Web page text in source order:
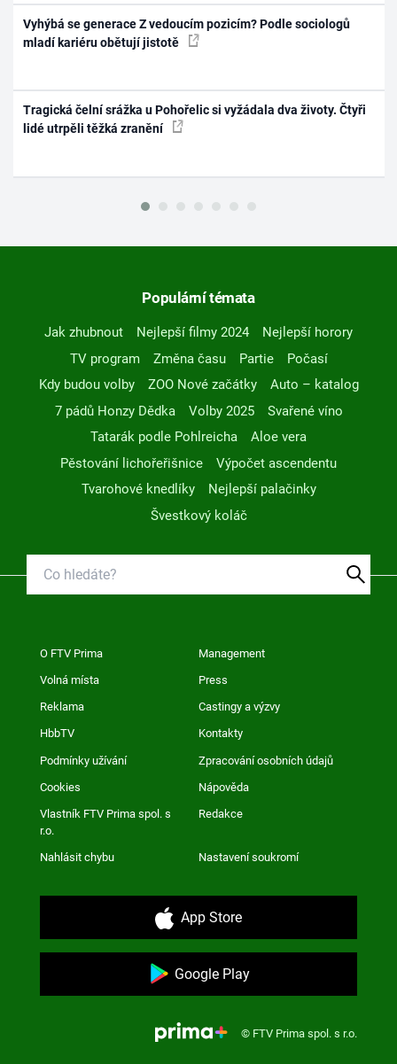
Vyhýbá se generace Z vedoucím pozicím? Podle sociologů
mladí kariéru obětují jistotě
Tragická čelní srážka u Pohořelic si vyžádala dva životy. Čtyři
lidé utrpěli těžká zranění
Populární témata
Jak zhubnout Nejlepší filmy 2024
Nejlepší horory
TV program
Změna času Partie
Počasí
Kdy budou volby
ZOO Nové začátky
Auto – katalog
7 pádů Honzy Dědka
Volby 2025
Svařené víno
Tatarák podle Pohlreicha
Aloe vera
Pěstování lichořeřišnice
Výpočet ascendentu
Tvarohové knedlíky
Nejlepší palačinky
Švestkový koláč
O FTV Prima Management
Volná místa Press
Reklama Castingy a výzvy
HbbTV Kontakty
Podmínky užívání Zpracování osobních údajů
Cookies Nápověda
Vlastník FTV Prima spol. s
r.o.
Redakce
Nahlásit chybu Nastavení soukromí
App Store
Google Play
© FTV Prima spol. s r.o.